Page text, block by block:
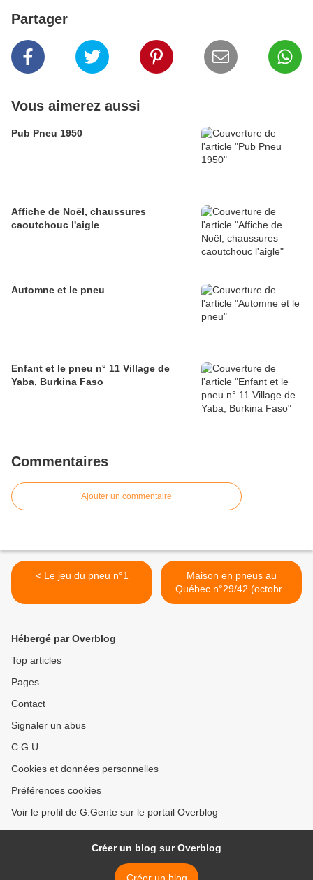
Partager
Vous aimerez aussi
Pub Pneu 1950
Affiche de Noël, chaussures
caoutchouc l'aigle
Automne et le pneu
Enfant et le pneu n° 11 Village de
Yaba, Burkina Faso
Commentaires
Ajouter un commentaire
< Le jeu du pneu n°1
Maison en pneus au
Québec n°29/42 (octobre
2005) Pose du pare vapeur
Hébergé par Overblog
Top articles
Pages
Contact
Signaler un abus
C.G.U.
Cookies et données personnelles
Préférences cookies
Voir le profil de G.Gente sur le portail Overblog
Créer un blog sur Overblog